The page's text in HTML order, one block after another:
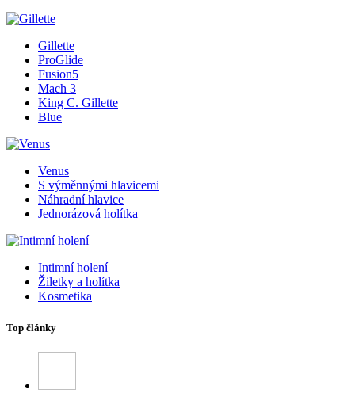
Gillette
ProGlide
Fusion5
Mach 3
King C. Gillette
Blue
Venus
S výměnnými hlavicemi
Náhradní hlavice
Jednorázová holítka
Intimní holení
Žiletky a holítka
Kosmetika
Top články